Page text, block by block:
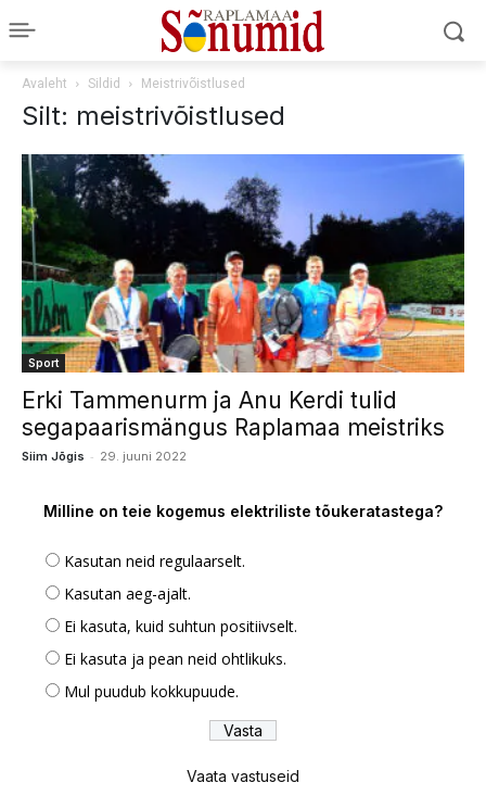
Avaleht Sildid Meistrivõistlused
Silt: meistrivõistlused
Sport
Erki Tammenurm ja Anu Kerdi tulid
segapaarismängus Raplamaa meistriks
Siim Jõgis - 29. juuni 2022
Milline on teie kogemus elektriliste tõukeratastega?
Kasutan neid regulaarselt.
Kasutan aeg-ajalt.
Ei kasuta, kuid suhtun positiivselt.
Ei kasuta ja pean neid ohtlikuks.
Mul puudub kokkupuude.
Vaata vastuseid